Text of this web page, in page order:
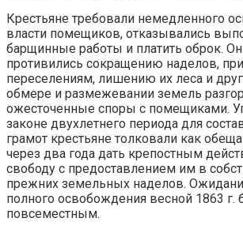
Крестьяне требовали немедленного
власти помещиков, отказывались
барщинные работы и платить оброк.
противились сокращению наделов,
переселениям, лишению их леса и
обмере и размежевании земель
ожесточенные споры с помещиками.
законе двухлетнего периода для
грамот крестьяне толковали как
через два года дать крепостным
свободу с предоставлением им в
прежних земельных наделов.
полного освобождения весной 1863 г.
повсеместным.